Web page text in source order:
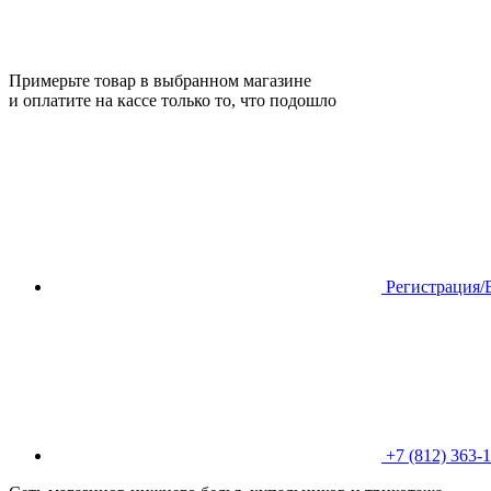
Примерьте товар в выбранном магазине
и оплатите на кассе только то, что подошло
Регистрация/
+7 (812) 363-